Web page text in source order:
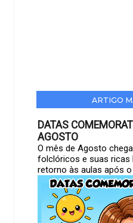
ARTIGO
DATAS
AGOSTO
O mês de Agosto
folclóricos e suas ricas
retorno às aulas após